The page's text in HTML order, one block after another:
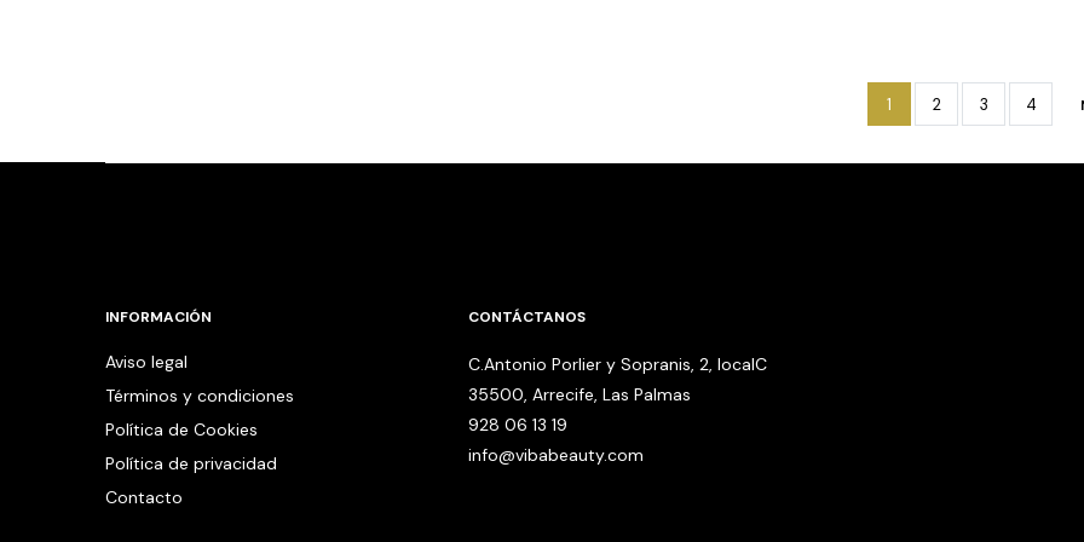
1 2 3 4
INFORMACIÓN
Aviso legal
Términos y condiciones
Política de Cookies
Política de privacidad
Contacto
CONTÁCTANOS
C.Antonio Porlier y Sopranis, 2, localC
35500, Arrecife, Las Palmas
928 06 13 19
info@vibabeauty.com